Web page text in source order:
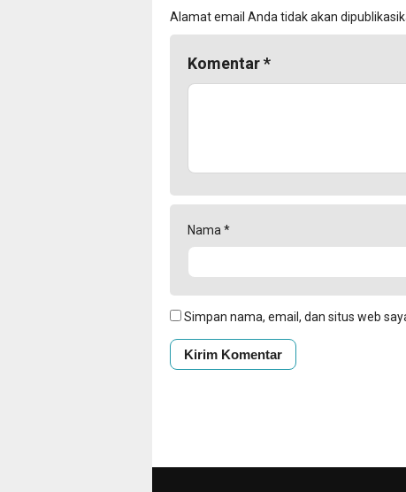
Alamat email Anda tidak akan
Komentar*
Nama*
Simpan nama, email, dan situs web